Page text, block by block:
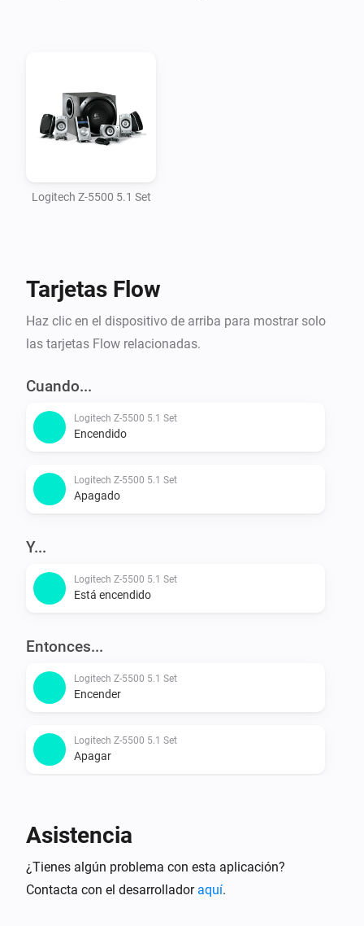
Logitech Z-5500 5.1 Set
Tarjetas Flow
Haz clic en el dispositivo de arriba para mostrar solo
las tarjetas Flow relacionadas.
Cuando...
Logitech Z-5500 5.1 Set
Encendido
Logitech Z-5500 5.1 Set
Apagado
Y...
Logitech Z-5500 5.1 Set
Está encendido
Entonces...
Logitech Z-5500 5.1 Set
Encender
Logitech Z-5500 5.1 Set
Apagar
Logitech Z-5500 5.1 Set
Asistencia
¿Tienes algún problema con esta aplicación?
Contacta con el desarrollador aquí.